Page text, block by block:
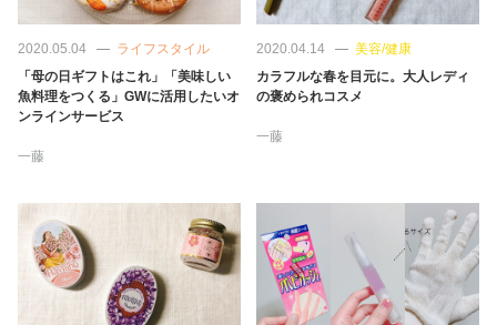
カルチャー/エンタメ
占い
ゲーム
2020.05.04
ライフスタイル
「母の日ギフトはこれ」「美味しい
魚料理をつくる」GWに活用したいオ
ンラインサービス
一藤
2020.04.14
美容/健康
カラフルな春を目元に。大人レディ
の褒められコスメ
一藤